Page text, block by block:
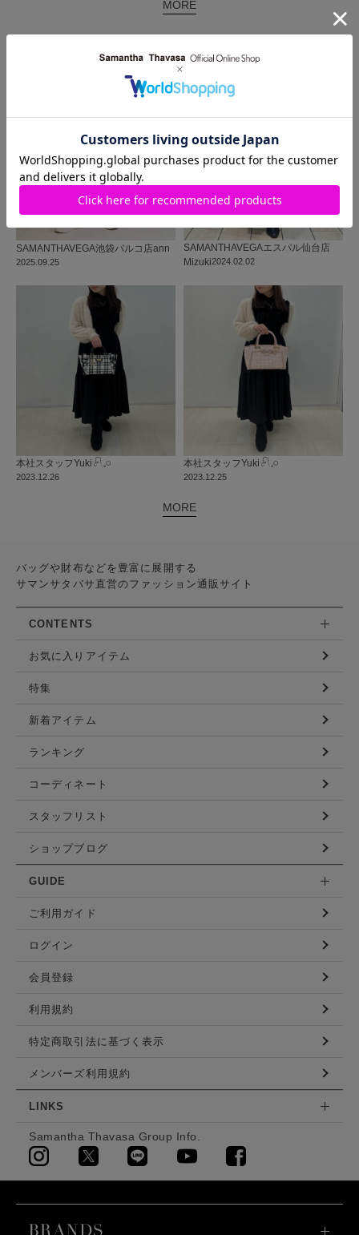
MORE
2025.09.25
SAMANTHAVEGA池袋パルコ店ann
2024.02.02
SAMANTHAVEGAエスパル仙台店
Mizuki
2023.12.26
本社スタッフYuki𓍯𓈒𓏸︎︎︎︎
2023.12.25
本社スタッフYuki𓍯𓈒𓏸︎︎︎︎
MORE
バッグや財布などを豊富に展開する
サマンサタバサ直営のファッション通販サイト
CONTENTS
お気に入りアイテム
特集
新着アイテム
ランキング
コーディネート
スタッフリスト
ショップブログ
GUIDE
ご利用ガイド
ログイン
会員登録
利用規約
特定商取引法に基づく表示
メンバーズ利用規約
LINKS
Samantha Thavasa Group Info.